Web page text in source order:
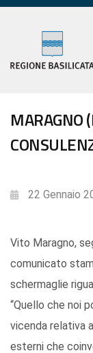
MARAGNO
22 Gennaio
Vito Maragno,
comunicato
schermaglie
“Quello che noi
vicenda relativa
esterni che